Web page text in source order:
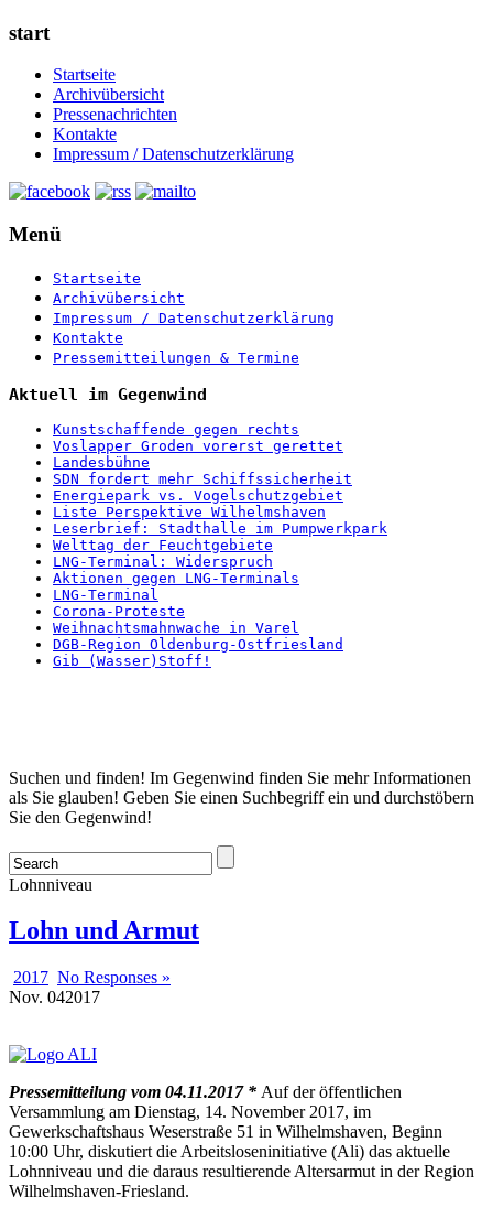
start
Startseite
Archivübersicht
Pressenachrichten
Kontakte
Impressum / Datenschutzerklärung
Menü
Startseite
Archivübersicht
Impressum / Datenschutzerklärung
Kontakte
Pressemitteilungen & Termine
Aktuell im Gegenwind
Kunstschaffende gegen rechts
Voslapper Groden vorerst gerettet
Landesbühne
SDN fordert mehr Schiffssicherheit
Energiepark vs. Vogelschutzgebiet
Liste Perspektive Wilhelmshaven
Leserbrief: Stadthalle im Pumpwerkpark
Welttag der Feuchtgebiete
LNG-Terminal: Widerspruch
Aktionen gegen LNG-Terminals
LNG-Terminal
Corona-Proteste
Weihnachtsmahnwache in Varel
DGB-Region Oldenburg-Ostfriesland
Gib (Wasser)Stoff!
Startseite
Suchen und finden! Im Gegenwind finden Sie mehr Informationen
als Sie glauben! Geben Sie einen Suchbegriff ein und durchstöbern
Sie den Gegenwind!
Lohnniveau
Lohn und Armut
2017 No Responses »
Nov. 042017
Pressemitteilung vom 04.11.2017 * Auf der öffentlichen
Versammlung am Dienstag, 14. November 2017, im
Gewerkschaftshaus Weserstraße 51 in Wilhelmshaven, Beginn
10:00 Uhr, diskutiert die Arbeitsloseninitiative (Ali) das aktuelle
Lohnniveau und die daraus resultierende Altersarmut in der Region
Wilhelmshaven-Friesland.